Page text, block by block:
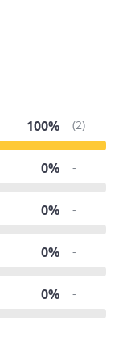
100% (2)
0% -
0% -
0% -
0% -